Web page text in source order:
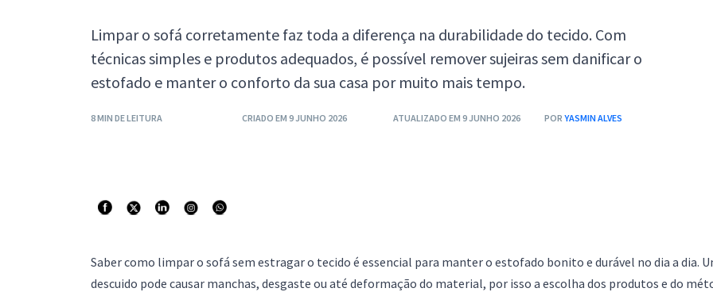
Limpar o sofá corretamente faz toda a diferença na durabilidade do tecido. Com
técnicas simples e produtos adequados, é possível remover sujeiras sem danificar o
estofado e manter o conforto da sua casa por muito mais tempo.
8 MIN DE LEITURA CRIADO EM 9 JUNHO 2026 ATUALIZADO EM 9 JUNHO 2026 POR YASMIN ALVES
Saber como limpar o sofá sem estragar o tecido é essencial para manter o estofado bonito e durável no dia a dia.
descuido pode causar manchas, desgaste ou até deformação do material, por isso a escolha dos produtos e do